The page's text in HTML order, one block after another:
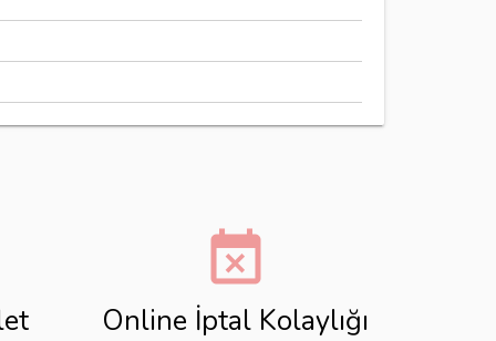
event_busy
Online İptal Kolaylığı